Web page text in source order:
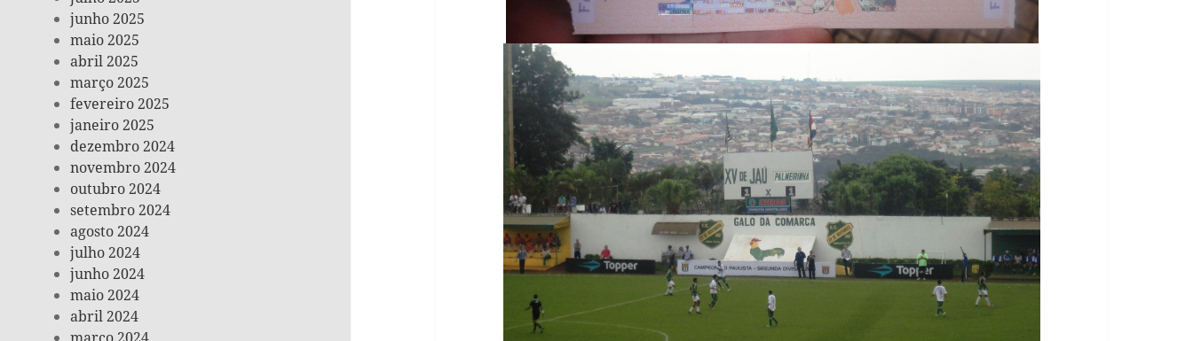
junho 2025
maio 2025
abril 2025
março 2025
fevereiro 2025
janeiro 2025
dezembro 2024
novembro 2024
outubro 2024
setembro 2024
agosto 2024
julho 2024
junho 2024
maio 2024
abril 2024